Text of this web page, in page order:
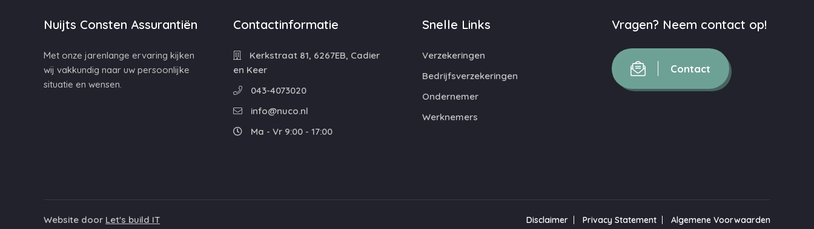
Nuijts Consten Assurantiën
Met onze jarenlange ervaring kijken
wij vakkundig naar uw persoonlijke
situatie en wensen.
Contactinformatie
Kerkstraat 81, 6267EB, Cadier
en Keer
043-4073020
info@nuco.nl
Ma - Vr 9:00 - 17:00
Snelle Links
Verzekeringen
Bedrijfsverzekeringen
Ondernemer
Werknemers
Vragen? Neem contact op!
Contact
Website door Let's build IT Disclaimer Privacy Statement Algemene Voorwaarden